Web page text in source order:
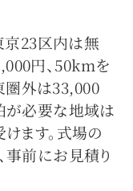
京23区内は無
円、50kmを
圏外は33,000
が必要な地域は
ます。式場の
前にお見積り